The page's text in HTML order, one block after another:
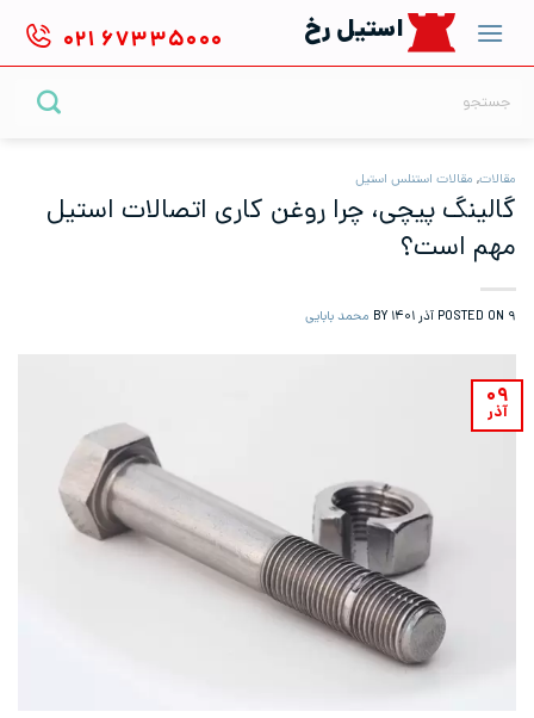
content
استیل رخ ۰۲۱ ۶۷۳۳۵۰۰۰
مقالات, مقالات استنلس استیل
گالینگ پیچی، چرا روغن کاری اتصالات استیل
مهم است؟
POSTED ON ۹ آذر ۱۴۰۱ محمد بابایی
۰۹
آذر